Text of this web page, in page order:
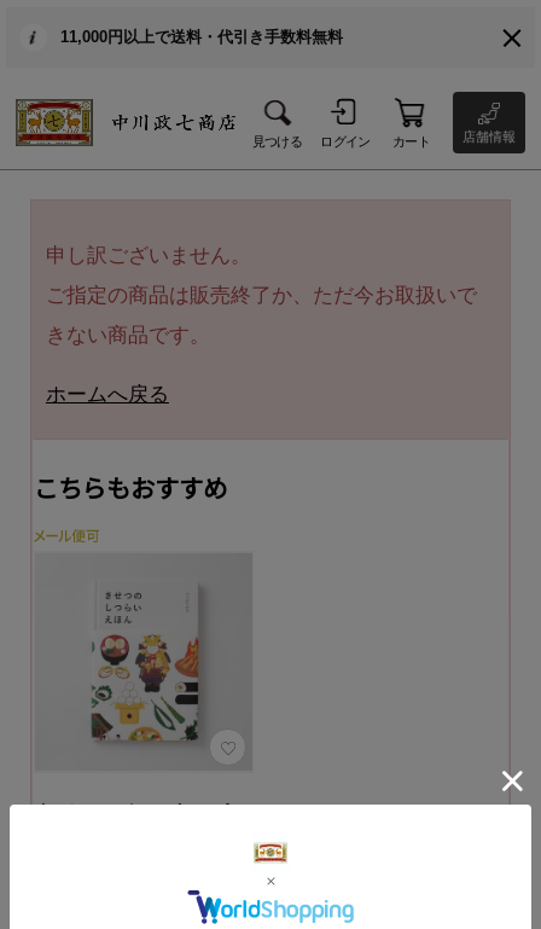
11,000円以上で送料・代引き手数料無料
見つける ログイン カート 店舗情報
申し訳ございません。
ご指定の商品は販売終了か、ただ今お取扱いで
きない商品です。
ホームへ戻る
こちらもおすすめ
きせつのしつらいえ